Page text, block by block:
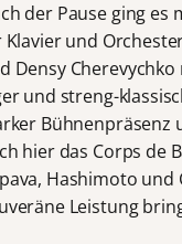
der Pause ging es
Klavier und
Densy
und streng-
Bühnenpräsenz
hier das Corps de
Hashimoto und
Leistung